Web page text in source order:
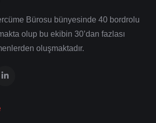
Bürosu bünyesinde 40 bordrolu
olup bu ekibin 30’dan fazlası
oluşmaktadır.